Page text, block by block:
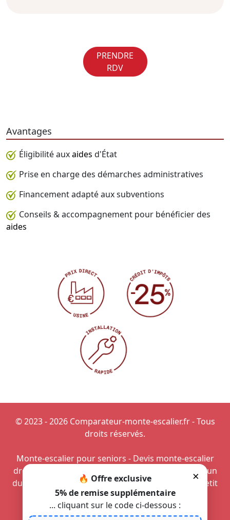
PRENDRE
RDV
Avantages
Éligibilité auxaides d'État
Prise en charge des démarches administratives
Financement adapté aux subventions
Conseils & accompagnement pour bénéficier des
aides
×
🔥 Offre exclusive
5% de remise supplémentaire
... cliquant sur le code ci-dessous :
© 2023 - 2026 Comparateur-monte-escalier.fr - Tous
droits réservés.
Monte-escalier pour seniors - Devis monte-escalier
droit
Aménagement d'un monte-personne dans un
duplex
Achat d'un monte-escalier -
Installer un petit
monte-personne
Monte-escalier en bourgogne-franche-comté